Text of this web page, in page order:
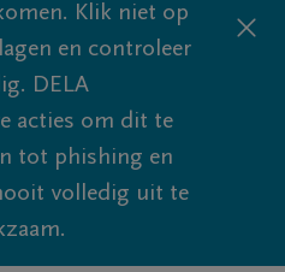
Klik niet op
en controleer
DELA
acties om dit te
tot phishing en
volledig uit te